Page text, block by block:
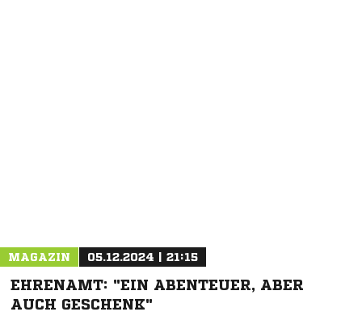
MAGAZIN 05.12.2024 | 21:15
EHRENAMT: "EIN ABENTEUER, ABER
AUCH GESCHENK"